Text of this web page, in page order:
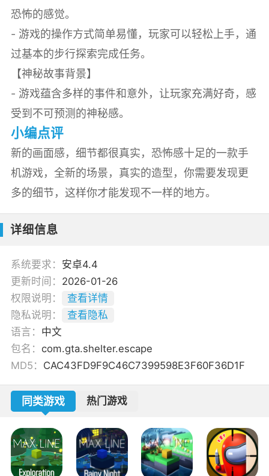
恐怖的感觉。
- 游戏的操作方式简单易懂，玩家可以轻松上手，通
过基本的步行探索完成任务。
【神秘故事背景】
- 游戏蕴含多样的事件和意外，让玩家充满好奇，感
受到不可预测的神秘感。
小编点评
新的画面感，细节都很真实，恐怖感十足的一款手
机游戏，全新的场景，真实的造型，你需要发现更
多的细节，这样你才能发现不一样的地方。
详细信息
系统要求： 安卓4.4
更新时间： 2026-01-26
权限说明：
查看详情
隐私说明：
查看隐私
语言： 中文
包名： com.gta.shelter.escape
MD5： CAC43FD9F9C46C7399598E3F60F36D1F
同类游戏 热门游戏